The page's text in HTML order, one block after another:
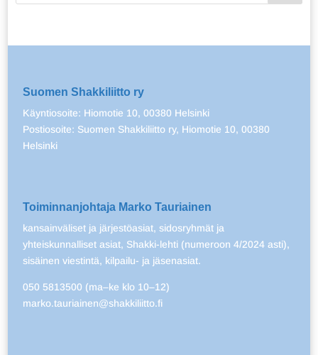
Suomen Shakkiliitto ry
Käyntiosoite: Hiomotie 10, 00380 Helsinki
Postiosoite: Suomen Shakkiliitto ry, Hiomotie 10, 00380
Helsinki
Toiminnanjohtaja Marko Tauriainen
kansainväliset ja järjestöasiat, sidosryhmät ja
yhteiskunnalliset asiat, Shakki-lehti (numeroon 4/2024 asti),
sisäinen viestintä, kilpailu- ja jäsenasiat.
050 5813500 (ma–ke klo 10–12)
marko.tauriainen@shakkiliitto.fi